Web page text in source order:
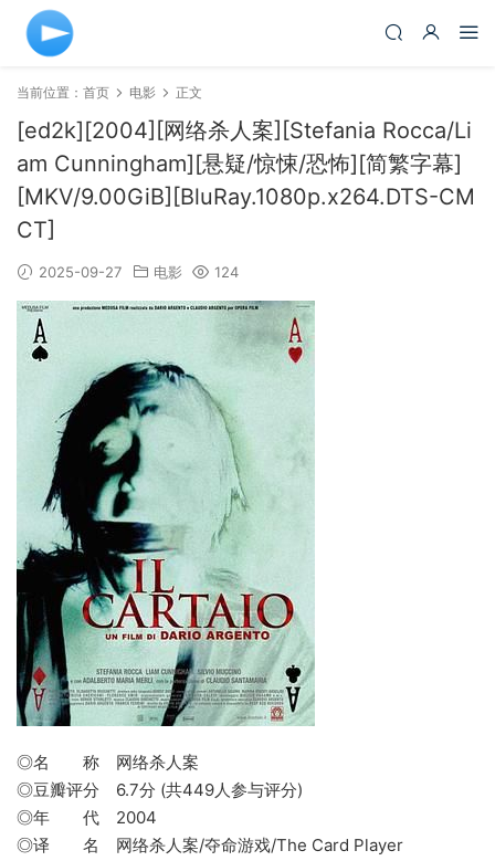
当前位置： 首页 电影 正文
[ed2k][2004][网络杀人案][Stefania Rocca/Li
am Cunningham][悬疑/惊悚/恐怖][简繁字幕]
[MKV/9.00GiB][BluRay.1080p.x264.DTS-CM
CT]
2025-09-27 电影 124
◎名 称 网络杀人案
◎豆瓣评分 6.7分 (共449人参与评分)
◎年 代 2004
◎译 名 网络杀人案/夺命游戏/The Card Player